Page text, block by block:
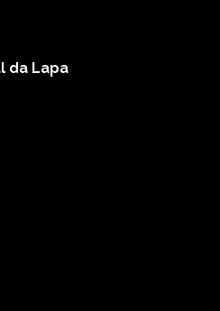
da Lapa